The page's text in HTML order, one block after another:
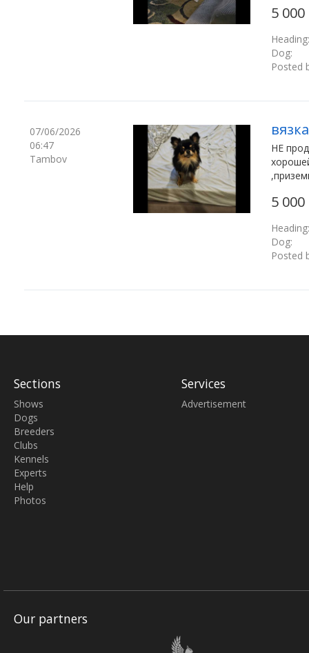
5
Heading:
Dog:
Posted
07/06/2026
06:47
Tambov
НЕ
5
Heading:
Dog:
Posted
Sections
Shows
Dogs
Breeders
Clubs
Kennels
Experts
Help
Photos
Services
Advertisement
Our partners